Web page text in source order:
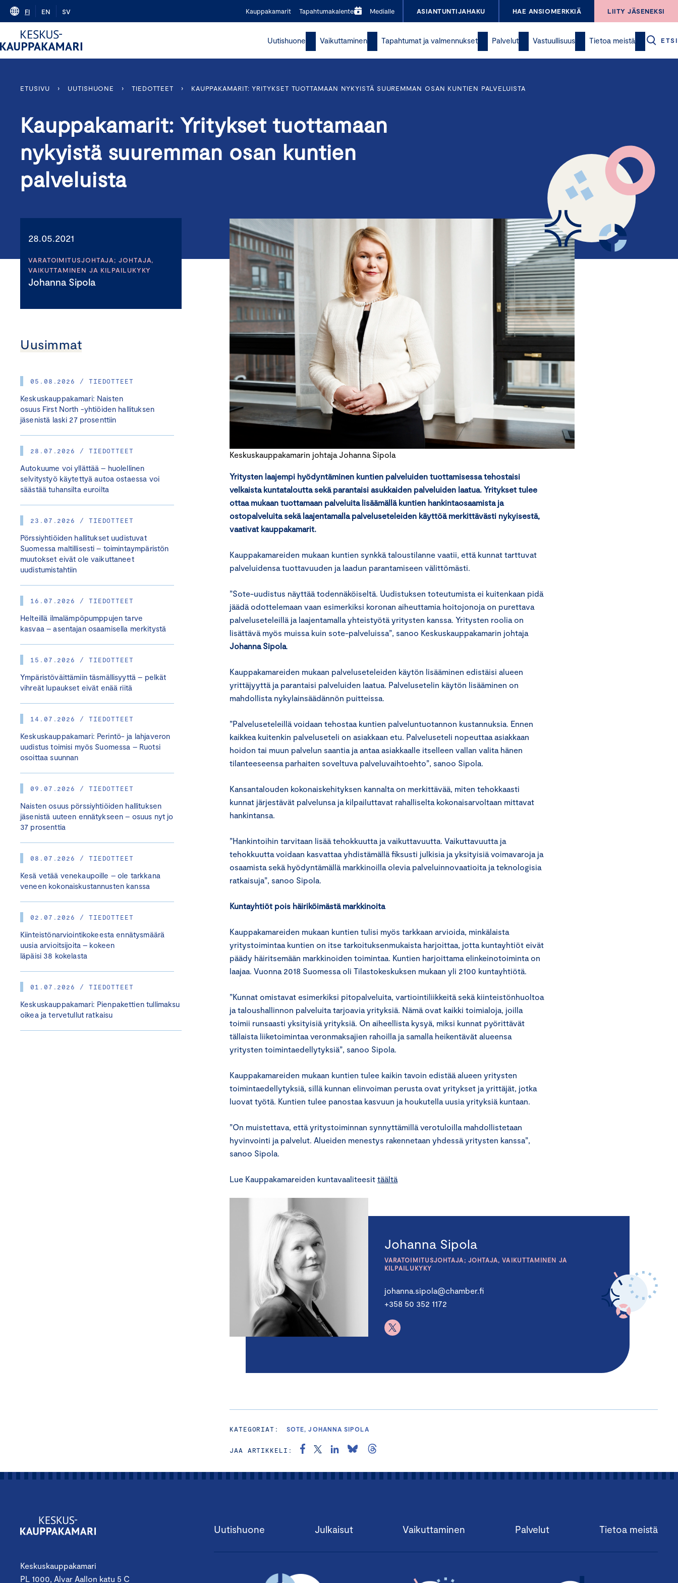
Skip
content
FI EN SV Kauppakamarit Tapahtumakalenteri Medialle ASIANTUNTIJAHAKU HAE ANSIOMERKKIÄ LIITY JÄSENEKSI
Uutishuone Vaikuttaminen Tapahtumat ja valmennukset Palvelut Vastuullisuus Tietoa meistä ETSI
ETUSIVU › UUTISHUONE › TIEDOTTEET › KAUPPAKAMARIT: YRITYKSET TUOTTAMAAN NYKYISTÄ SUUREMMAN OSAN KUNTIEN PALVELUISTA
Kauppakamarit: Yritykset tuottamaan
nykyistä suuremman osan kuntien
palveluista
28.05.2021
VARATOIMITUSJOHTAJA; JOHTAJA,
VAIKUTTAMINEN JA KILPAILUKYKY
Johanna Sipola
Uusimmat
05.08.2026 / TIEDOTTEET
Keskuskauppakamari: Naisten
osuus First North -yhtiöiden hallituksen
jäsenistä laski 27 prosenttiin
28.07.2026 / TIEDOTTEET
Autokuume voi yllättää – huolellinen
selvitystyö käytettyä autoa ostaessa voi
säästää tuhansilta euroilta
23.07.2026 / TIEDOTTEET
Pörssiyhtiöiden hallitukset uudistuvat
Suomessa maltillisesti – toimintaympäristön
muutokset eivät ole vaikuttaneet
uudistumistahtiin
16.07.2026 / TIEDOTTEET
Helteillä ilmalämpöpumppujen tarve
kasvaa – asentajan osaamisella merkitystä
15.07.2026 / TIEDOTTEET
Ympäristöväittämiin täsmällisyyttä – pelkät
vihreät lupaukset eivät enää riitä
14.07.2026 / TIEDOTTEET
Keskuskauppakamari: Perintö- ja lahjaveron
uudistus toimisi myös Suomessa – Ruotsi
osoittaa suunnan
09.07.2026 / TIEDOTTEET
Naisten osuus pörssiyhtiöiden hallituksen
jäsenistä uuteen ennätykseen – osuus nyt jo
37 prosenttia
08.07.2026 / TIEDOTTEET
Kesä vetää venekaupoille – ole tarkkana
veneen kokonaiskustannusten kanssa
02.07.2026 / TIEDOTTEET
Kiinteistönarviointikokeesta ennätysmäärä
uusia arvioitsijoita – kokeen
läpäisi 38 kokelasta
01.07.2026 / TIEDOTTEET
Keskuskauppakamari: Pienpakettien tullimaksu
oikea ja tervetullut ratkaisu
Keskuskauppakamarin johtaja Johanna Sipola
Yritysten laajempi hyödyntäminen kuntien palveluiden tuottamisessa tehostaisi
velkaista kuntataloutta sekä parantaisi asukkaiden palveluiden laatua. Yritykset tulee
ottaa mukaan tuottamaan palveluita lisäämällä kuntien hankintaosaamista ja
ostopalveluita sekä laajentamalla palveluseteleiden käyttöä merkittävästi nykyisestä,
vaativat kauppakamarit.
Kauppakamareiden mukaan kuntien synkkä taloustilanne vaatii, että kunnat tarttuvat
palveluidensa tuottavuuden ja laadun parantamiseen välittömästi.
”Sote-uudistus näyttää todennäköiseltä. Uudistuksen toteutumista ei kuitenkaan pidä
jäädä odottelemaan vaan esimerkiksi koronan aiheuttamia hoitojonoja on purettava
palveluseteleillä ja laajentamalla yhteistyötä yritysten kanssa. Yritysten roolia on
lisättävä myös muissa kuin sote-palveluissa”, sanoo Keskuskauppakamarin johtaja
Johanna Sipola.
Kauppakamareiden mukaan palveluseteleiden käytön lisääminen edistäisi alueen
yrittäjyyttä ja parantaisi palveluiden laatua. Palvelusetelin käytön lisääminen on
mahdollista nykylainsäädännön puitteissa.
”Palveluseteleillä voidaan tehostaa kuntien palveluntuotannon kustannuksia. Ennen
kaikkea kuitenkin palveluseteli on asiakkaan etu. Palveluseteli nopeuttaa asiakkaan
hoidon tai muun palvelun saantia ja antaa asiakkaalle itselleen vallan valita hänen
tilanteeseensa parhaiten soveltuva palveluvaihtoehto”, sanoo Sipola.
Kansantalouden kokonaiskehityksen kannalta on merkittävää, miten tehokkaasti
kunnat järjestävät palvelunsa ja kilpailuttavat rahalliselta kokonaisarvoltaan mittavat
hankintansa.
”Hankintoihin tarvitaan lisää tehokkuutta ja vaikuttavuutta. Vaikuttavuutta ja
tehokkuutta voidaan kasvattaa yhdistämällä fiksusti julkisia ja yksityisiä voimavaroja ja
osaamista sekä hyödyntämällä markkinoilla olevia palveluinnovaatioita ja teknologisia
ratkaisuja”, sanoo Sipola.
Kuntayhtiöt pois häiriköimästä markkinoita
Kauppakamareiden mukaan kuntien tulisi myös tarkkaan arvioida, minkälaista
yritystoimintaa kuntien on itse tarkoituksenmukaista harjoittaa, jotta kuntayhtiöt eivät
päädy häiritsemään markkinoiden toimintaa. Kuntien harjoittama elinkeinotoiminta on
laajaa. Vuonna 2018 Suomessa oli Tilastokeskuksen mukaan yli 2100 kuntayhtiötä.
”Kunnat omistavat esimerkiksi pitopalveluita, vartiointiliikkeitä sekä kiinteistönhuoltoa
ja taloushallinnon palveluita tarjoavia yrityksiä. Nämä ovat kaikki toimialoja, joilla
toimii runsaasti yksityisiä yrityksiä. On aiheellista kysyä, miksi kunnat pyörittävät
tällaista liiketoimintaa veronmaksajien rahoilla ja samalla heikentävät alueensa
yritysten toimintaedellytyksiä”, sanoo Sipola.
Kauppakamareiden mukaan kuntien tulee kaikin tavoin edistää alueen yritysten
toimintaedellytyksiä, sillä kunnan elinvoiman perusta ovat yritykset ja yrittäjät, jotka
luovat työtä. Kuntien tulee panostaa kasvuun ja houkutella uusia yrityksiä kuntaan.
”On muistettava, että yritystoiminnan synnyttämillä verotuloilla mahdollistetaan
hyvinvointi ja palvelut. Alueiden menestys rakennetaan yhdessä yritysten kanssa”,
sanoo Sipola.
Lue Kauppakamareiden kuntavaaliteesit täältä
Johanna Sipola
VARATOIMITUSJOHTAJA; JOHTAJA, VAIKUTTAMINEN JA
KILPAILUKYKY
johanna.sipola@chamber.fi
+358 50 352 1172
KATEGORIAT: SOTE, JOHANNA SIPOLA
JAA ARTIKKELI:
Keskuskauppakamari
PL 1000, Alvar Aallon katu 5 C
Uutishuone Julkaisut Vaikuttaminen Palvelut Tietoa meistä